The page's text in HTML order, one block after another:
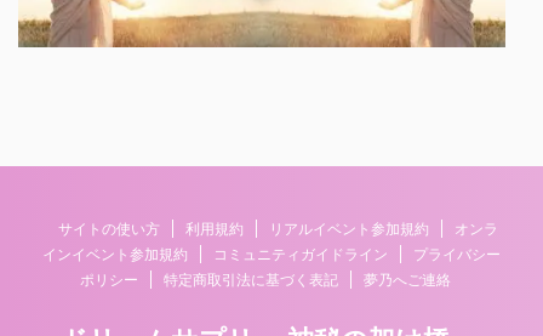
サイトの使い方 利用規約 リアルイベント参加規約
オンラ
インイベント参加規約
コミュニティガイドライン
プライバシー
ポリシー
特定商取引法に基づく表記 夢乃へご連絡